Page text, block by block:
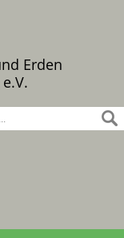
Erden